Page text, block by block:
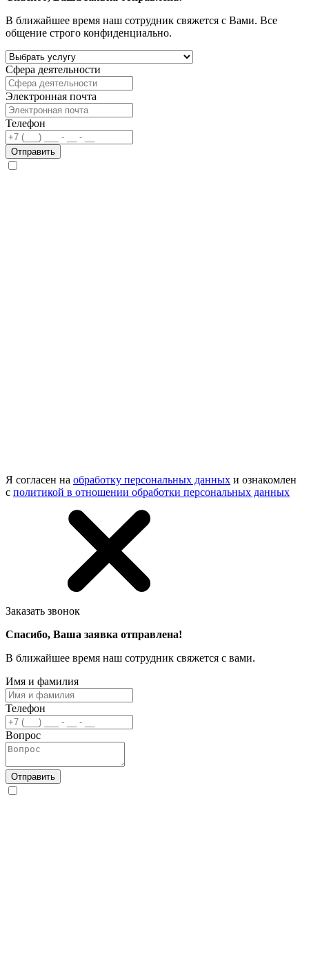
В ближайшее время наш сотрудник свяжется с Вами. Все
общение строго конфиденциально.
Сфера деятельности
Электронная почта
Телефон
Отправить
Я согласен на обработку персональных данных и ознакомлен
с политикой в отношении обработки персональных данных
Заказать звонок
Спасибо, Ваша заявка отправлена!
В ближайшее время наш сотрудник свяжется с вами.
Имя и фамилия
Телефон
Вопрос
Отправить